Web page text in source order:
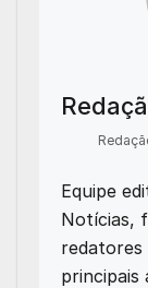
Equipe
Notícias,
redatores
principais